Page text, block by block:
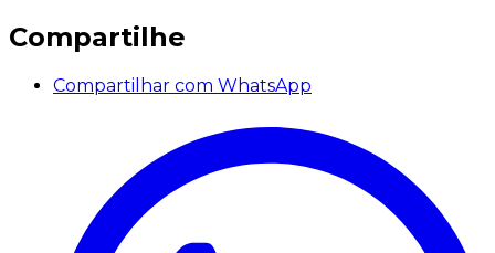
Compartilhe
Compartilhar com WhatsApp